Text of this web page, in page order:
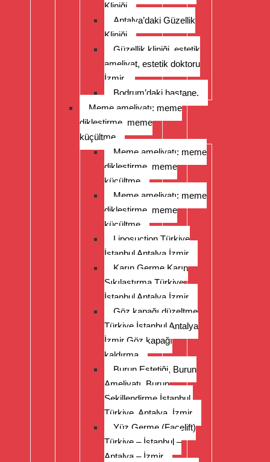
Kliniği
Antalya’daki Güzellik
Kliniği
Güzellik kliniği, estetik
ameliyat, estetik doktoru
İzmir.
Bodrum’daki hastane.
Meme ameliyatı: meme
dikleştirme, meme
küçültme
Meme ameliyatı: meme
dikleştirme, meme
küçültme
Meme ameliyatı: meme
dikleştirme, meme
küçültme
Liposuction Türkiye
İstanbul Antalya İzmir
Karın Germe Karın
Sıkılaştırma Türkiye
İstanbul Antalya İzmir
Göz kapağı düzeltme
Türkiye İstanbul Antalya
İzmir Göz kapağı
kaldırma
Burun Estetiği, Burun
Ameliyatı, Burun
Şekillendirme İstanbul,
Türkiye, Antalya, İzmir
Yüz Germe (Facelift)
Türkiye – İstanbul –
Antalya – İzmir